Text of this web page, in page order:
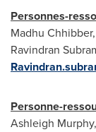
Personnes-
Madhu Chhibber,
Ravindran
Personne-
Ashleigh Murphy,